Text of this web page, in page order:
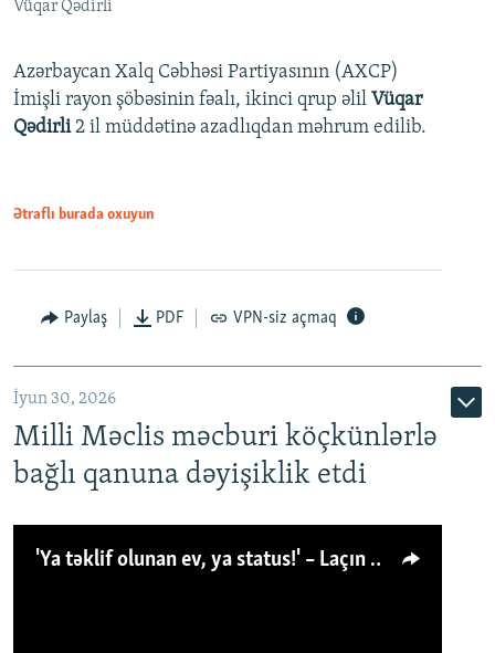
Vüqar Qədirli
Azərbaycan Xalq Cəbhəsi Partiyasının (AXCP)
İmişli rayon şöbəsinin fəalı, ikinci qrup əlil Vüqar
Qədirli2 il müddətinə azadlıqdan məhrum edilib.
Ətraflı burada oxuyun
Paylaş PDF VPN-siz açmaq
İyun 30, 2026
Milli Məclis məcburi köçkünlərlə
bağlı qanuna dəyişiklik etdi
'Ya təklif olunan ev, ya status!' – Laçın köçkünü: 'Laçından başqa heç hara!'